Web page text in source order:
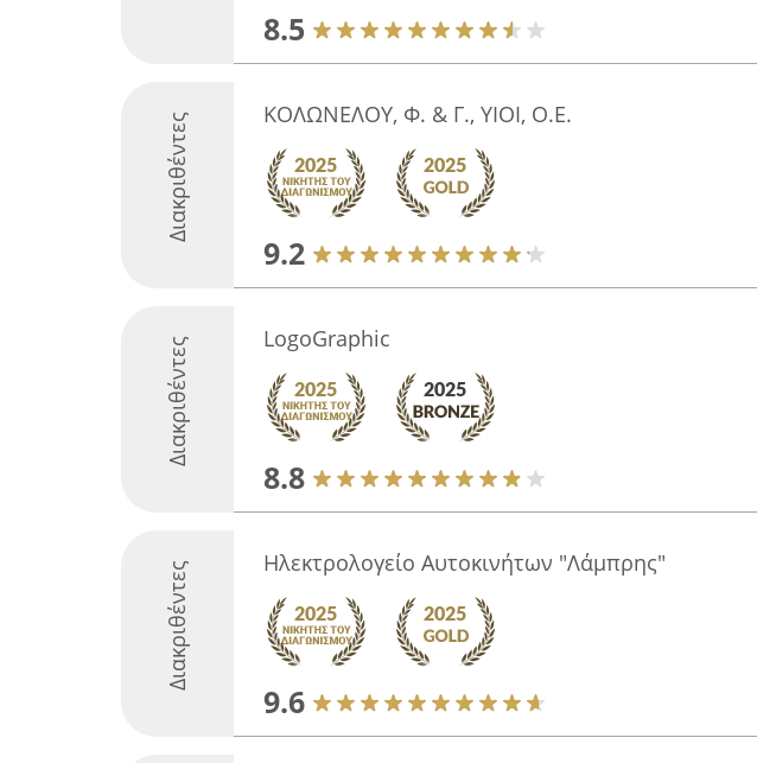
8.5
Διακριθέντες ΚΟΛΩΝΕΛΟΥ, Φ. & Γ., ΥΙΟΙ, Ο.Ε.
9.2
Διακριθέντες LogoGraphic
8.8
Διακριθέντες Ηλεκτρολογείο Αυτοκινήτων "Λάμπρης"
9.6